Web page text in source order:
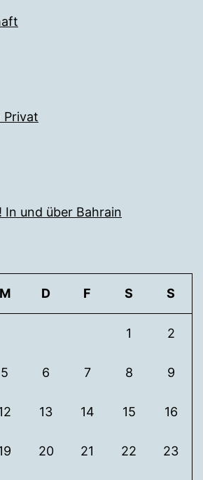
Privat
In und über Bahrain
M D F S S
1 2
5 6 7 8 9
13 14 15 16
20 21 22 23